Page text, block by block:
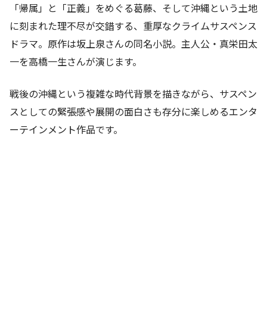
「帰属」と「正義」をめぐる葛藤、そして沖縄という土地
に刻まれた理不尽が交錯する、重厚なクライムサスペンス
ドラマ。原作は坂上泉さんの同名小説。主人公・真栄田太
一を高橋一生さんが演じます。
戦後の沖縄という複雑な時代背景を描きながら、サスペン
スとしての緊張感や展開の面白さも存分に楽しめるエンタ
ーテインメント作品です。